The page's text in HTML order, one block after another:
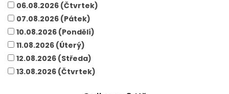
06.08.2026 (Čtvrtek)
07.08.2026 (Pátek)
10.08.2026 (Pondělí)
11.08.2026 (Úterý)
12.08.2026 (Středa)
13.08.2026 (Čtvrtek)